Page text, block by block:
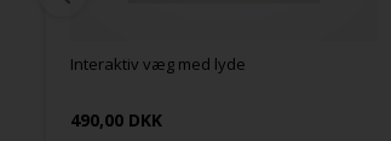
Interaktiv væg med lyde
490,00 DKK